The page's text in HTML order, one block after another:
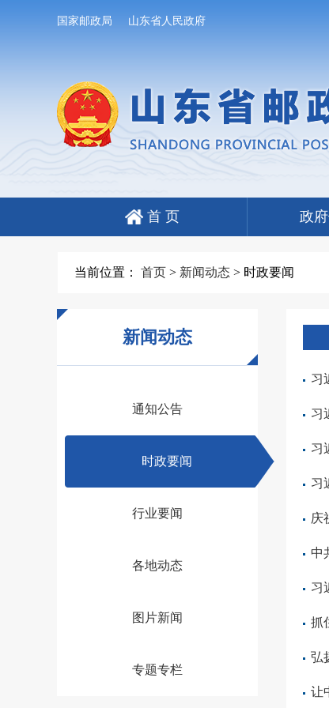
国家邮政局 山东省人民政府
首 页 政
当前位置： 首页> 新闻动态> 时政要闻
新闻动态
通知公告
时政要闻
行业要闻
各地动态
图片新闻
专题专栏
习
习
习
习
庆
中
习
抓
让